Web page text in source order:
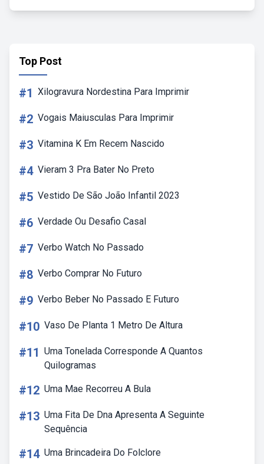
Top Post
#1 Xilogravura Nordestina Para Imprimir
#2 Vogais Maiusculas Para Imprimir
#3 Vitamina K Em Recem Nascido
#4 Vieram 3 Pra Bater No Preto
#5 Vestido De São João Infantil 2023
#6 Verdade Ou Desafio Casal
#7 Verbo Watch No Passado
#8 Verbo Comprar No Futuro
#9 Verbo Beber No Passado E Futuro
#10 Vaso De Planta 1 Metro De Altura
#11 Uma Tonelada Corresponde A Quantos
Quilogramas
#12 Uma Mae Recorreu A Bula
#13 Uma Fita De Dna Apresenta A Seguinte
Sequência
#14 Uma Brincadeira Do Folclore